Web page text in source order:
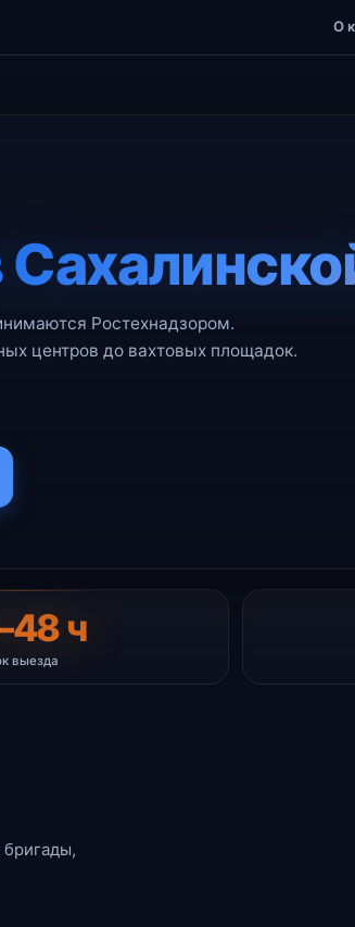
О
Ростехнадзором.
центров до вахтовых площадок.
ч
выезда